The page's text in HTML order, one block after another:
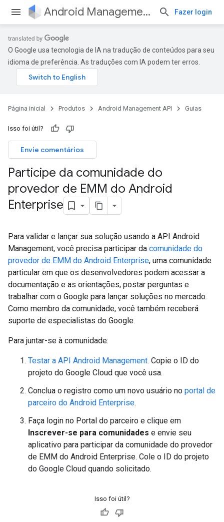
Android Management API Fazer login
O Google usa tecnologia de IA na tradução de conteúdos para seu
idioma de preferência. As traduções com IA podem ter erros.
Página inicial Produtos Android Management API Guias
Isso foi útil?
Envie comentários
Participe da comunidade do
provedor de EMM do Android
Enterprise
Para validar e lançar sua solução usando a API Android
Management, você precisa participar da comunidade do
provedor de EMM do Android Enterprise, uma comunidade
particular em que os desenvolvedores podem acessar a
documentação e as orientações, postar perguntas e
trabalhar com o Google para lançar soluções no mercado.
Como membro da comunidade, você também receberá
suporte de especialistas do Google.
Para juntar-se à comunidade:
Testar a API Android Management. Copie o ID do
projeto do Google Cloud que você usa.
Conclua o registro como um novo usuário no portal de
parceiro do Android Enterprise.
Faça login no Portal do parceiro e clique em
Inscrever-se para comunidades e envie seu
aplicativo para participar da comunidade do provedor
de EMM do Android Enterprise. Cole o ID do projeto
do Google Cloud quando solicitado.
Isso foi útil?